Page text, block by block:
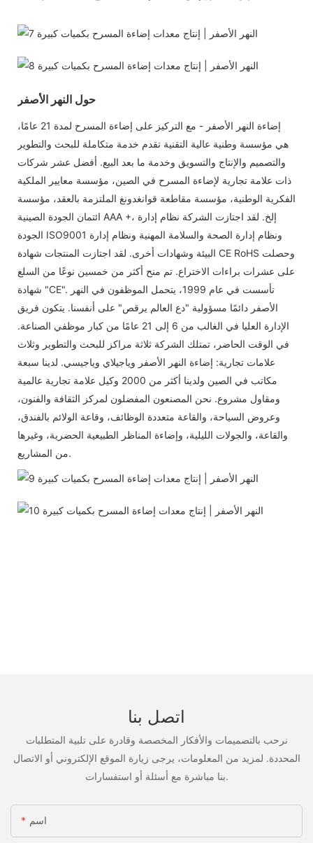
حول النهر الأصفر
إضاءة النهر الأصفر - مع التركيز على إضاءة المسرح لمدة 21 عامًا،
هي مؤسسة وطنية عالية التقنية تقدم خدمة متكاملة للبحث والتطوير
والتصميم والإنتاج والتسويق وخدمة ما بعد البيع. أفضل عشر شركات
ذات علامة تجارية لإضاءة المسرح في الصين، مؤسسة معايير الملكية
الفكرية الوطنية، مؤسسة مقاطعة قوانغدونغ الملتزمة بالعقد، مؤسسة
ائتمان الجودة الصينية AAA +، إلخ. لقد اجتازت الشركة نظام إدارة
الجودة ISO9001 ونظام إدارة الصحة والسلامة المهنية ونظام إدارة
البيئة وشهادات أخرى. لقد اجتازت المنتجات شهادة CE RoHS وحصلت
على عشرات براءات الاختراع. تم منح أكثر من خمسين نوعًا من السلع
شهادة "CE". تأسست في عام 1999، يتحمل الموظفون في النهر
الأصفر دائمًا مسؤولية "دع العالم يرقص" على أنفسنا. يتكون فريق
الإدارة العليا في الغالب من 6 إلى 21 عامًا من كبار موظفي الصناعة.
في الوقت الحاضر، تمتلك الشركة ثلاثة مراكز للبحث والتطوير وثلاث
علامات تجارية: إضاءة النهر الأصفر وياجيلاي وياجيسي. لدينا سبعة
مكاتب في الصين ولدينا أكثر من 2000 وكيل علامة تجارية عالمية
ومقاول مشروع. نحن المصنعون المفضلون لمركز الثقافة والفنون،
وعروض السياحة، والقاعة متعددة الوظائف، وقاعة الولائم بالفندق،
والقاعة، والجولات الليلية، وإضاءة المناظر الطبيعية الحضرية، وغيرها
من المشاريع.
اتصل بنا
نرحب بالتصميمات والأفكار المخصصة وقادرة على تلبية المتطلبات
المحددة. لمزيد من المعلومات، يرجى زيارة الموقع الإلكتروني أو الاتصال
بنا مباشرة مع أسئلة أو استفسارات.
اسم